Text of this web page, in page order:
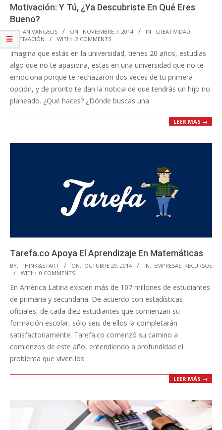
Motivación: Y Tú, ¿Ya Descubriste En Qué Eres
Bueno?
2014-
11-
07
BY: IAN VANGELIS ON: NOVIEMBRE 7, 2014 IN: CREATIVIDAD,
MOTIVACIÓN
WITH: 2 COMMENTS
Imagina que estás en la universidad, tienes 20 años, estudias
algo que no te apasiona, estas en una universidad que no te
emociona porque te rechazaron dos veces de tu primera
opción, y de pronto te dan la noticia de que tendrás un hijo no
planeado. ¿Qué haces? ¿Dónde buscas una
LEER MÁS →
Tarefa.co Apoya El Aprendizaje En Matemáticas
2014-
10-
29
BY: THINK&START ON: OCTUBRE 29, 2014 IN: EMPRESAS, RECURSOS
WITH: 0 COMMENTS
En América Latina existen más de 107 millones de estudiantes
de primaria y secundaria. De acuerdo con estadísticas
oficiales, de cada diez estudiantes que comienzan su
formación escolar, sólo seis de ellos la completarán
satisfactoriamente. Tarefa.co comenzó su camino a
comienzos de este año, entendiendo a profundidad el
problema que viven los
LEER MÁS →